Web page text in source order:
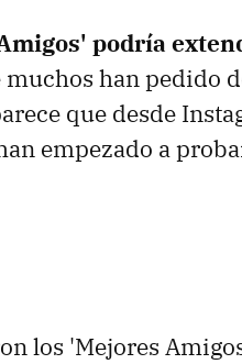
podría
muchos han pedido
que desde
empezado a
los 'Mejores